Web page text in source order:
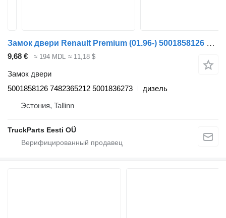
Замок двери Renault Premium (01.96-) 5001858126 для тягача Renault Premium, Premium 2 (1996-2014)
9,68 € ≈ 194 MDL ≈ 11,18 $
Замок двери
5001858126 7482365212 5001836273
дизель
Эстония, Tallinn
TruckParts Eesti OÜ